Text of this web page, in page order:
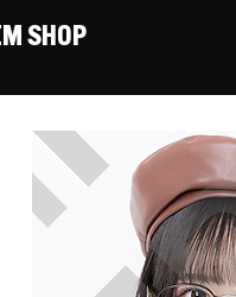
SHOP